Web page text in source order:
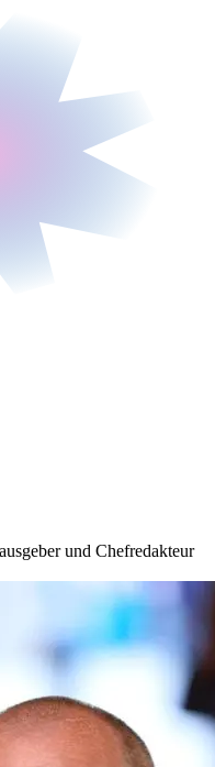
und Chefredakteur